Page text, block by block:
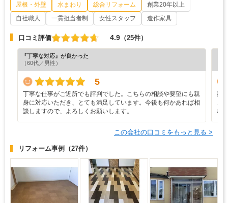
屋根・外壁 水まわり 総合リフォーム
創業20年以上
自社職人
一貫担当者制 女性スタッフ 造作家具
口コミ評価 4.9 （25件）
『丁寧な対応』が良かった
（60代／男性）
5
丁寧な仕事がご近所でも評判でした。こちらの相談や要望にも親
身に対応いただき、とても満足しています。今後も何かあれば相
談しますので、よろしくお願いします。
期
な
この会社の口コミをもっと見る >
リフォーム事例 （27件）